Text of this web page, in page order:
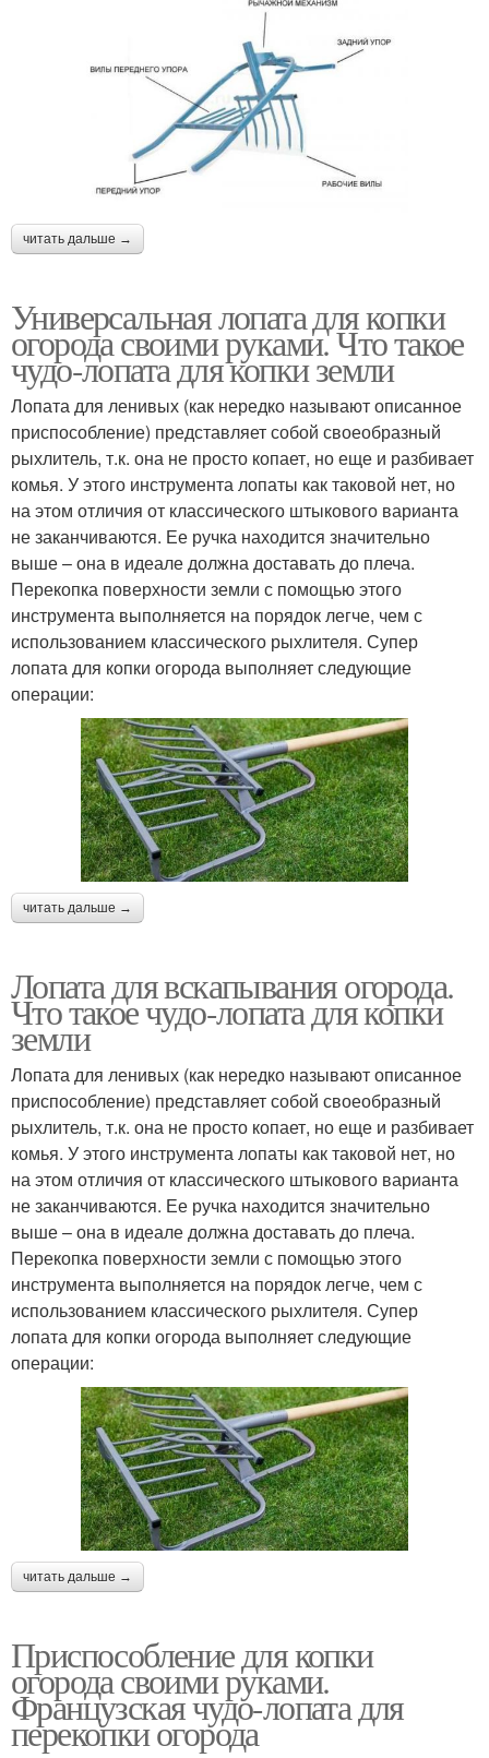
читать дальше →
Универсальная лопата для копки
огорода своими руками. Что такое
чудо-лопата для копки земли
Лопата для ленивых (как нередко называют описанное
приспособление) представляет собой своеобразный
рыхлитель, т.к. она не просто копает, но еще и разбивает
комья. У этого инструмента лопаты как таковой нет, но
на этом отличия от классического штыкового варианта
не заканчиваются. Ее ручка находится значительно
выше – она в идеале должна доставать до плеча.
Перекопка поверхности земли с помощью этого
инструмента выполняется на порядок легче, чем с
использованием классического рыхлителя. Супер
лопата для копки огорода выполняет следующие
операции:
читать дальше →
Лопата для вскапывания огорода.
Что такое чудо-лопата для копки
земли
Лопата для ленивых (как нередко называют описанное
приспособление) представляет собой своеобразный
рыхлитель, т.к. она не просто копает, но еще и разбивает
комья. У этого инструмента лопаты как таковой нет, но
на этом отличия от классического штыкового варианта
не заканчиваются. Ее ручка находится значительно
выше – она в идеале должна доставать до плеча.
Перекопка поверхности земли с помощью этого
инструмента выполняется на порядок легче, чем с
использованием классического рыхлителя. Супер
лопата для копки огорода выполняет следующие
операции:
читать дальше →
Приспособление для копки
огорода своими руками.
Французская чудо-лопата для
перекопки огорода